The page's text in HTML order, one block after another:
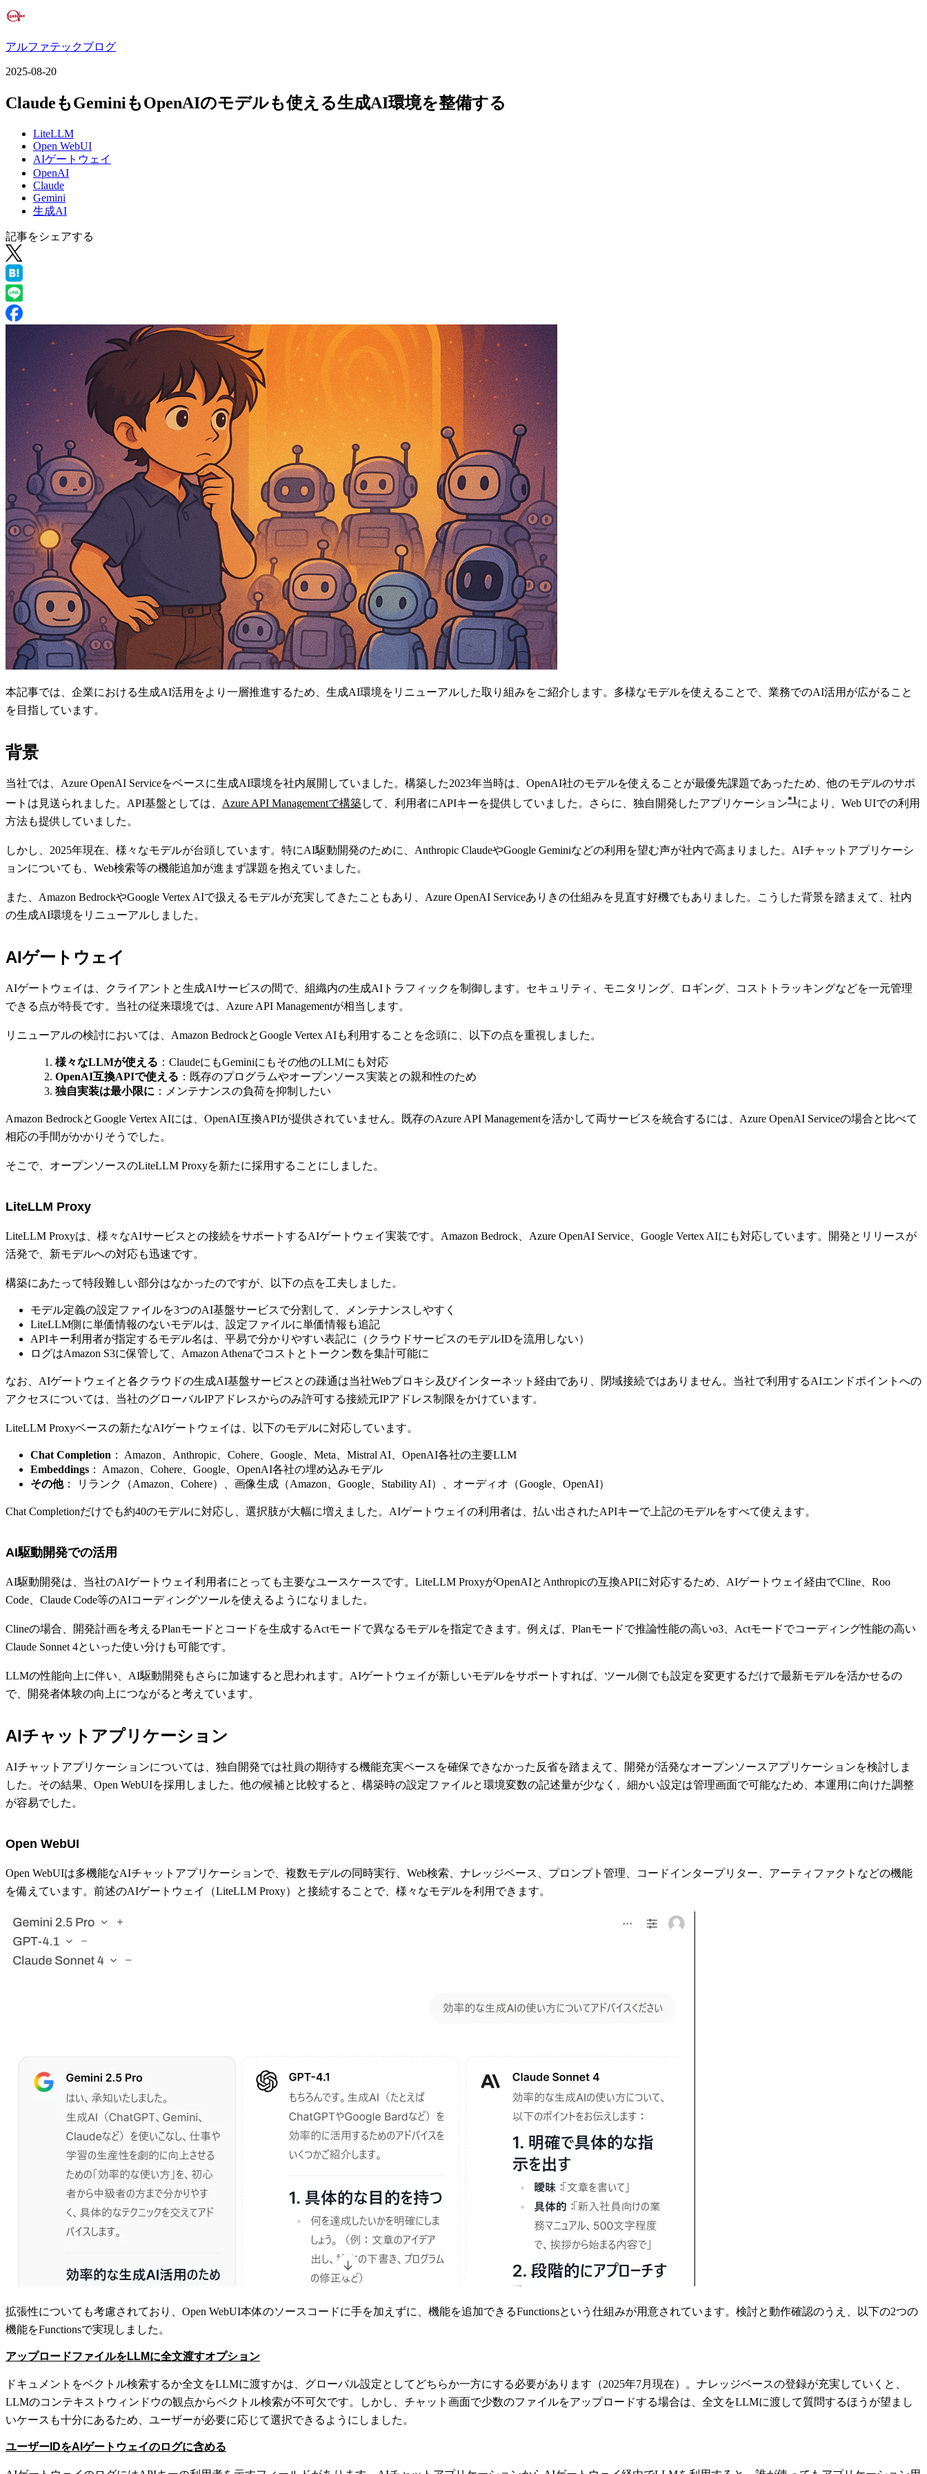
アルファテックブログ
2025-08-20
ClaudeもGeminiもOpenAIのモデルも使える生成AI環境を整備する
LiteLLM
Open WebUI
AIゲートウェイ
OpenAI
Claude
Gemini
生成AI
記事をシェアする
本記事では、企業における生成AI活用をより一層推進するため、生成AI環境をリニューアルした取り組みをご紹介します。多様なモデルを使えることで、業務でのAI活用が広がること
を目指しています。
背景
当社では、Azure OpenAI Serviceをベースに生成AI環境を社内展開していました。構築した2023年当時は、OpenAI社のモデルを使えることが最優先課題であったため、他のモデルのサポ
ートは見送られました。API基盤としては、 Azure API Managementで構築して、利用者にAPIキーを提供していました。さらに、独自開発したアプリケーション 1 により、Web UIでの利用
方法も提供していました。
しかし、2025年現在、様々なモデルが台頭しています。特にAI駆動開発のために、Anthropic ClaudeやGoogle Geminiなどの利用を望む声が社内で高まりました。AIチャットアプリケーシ
ョンについても、Web検索等の機能追加が進まず課題を抱えていました。
また、Amazon BedrockやGoogle Vertex AIで扱えるモデルが充実してきたこともあり、Azure OpenAI Serviceありきの仕組みを見直す好機でもありました。こうした背景を踏まえて、社内
の生成AI環境をリニューアルしました。
AIゲートウェイ
AIゲートウェイは、クライアントと生成AIサービスの間で、組織内の生成AIトラフィックを制御します。セキュリティ、モニタリング、ロギング、コストトラッキングなどを一元管理
できる点が特長です。当社の従来環境では、Azure API Managementが相当します。
リニューアルの検討においては、Amazon BedrockとGoogle Vertex AIも利用することを念頭に、以下の点を重視しました。
様々なLLMが使える ：ClaudeにもGeminiにもその他のLLMにも対応
OpenAI互換APIで使える ：既存のプログラムやオープンソース実装との親和性のため
独自実装は最小限に ：メンテナンスの負荷を抑制したい
Amazon BedrockとGoogle Vertex AIには、OpenAI互換APIが提供されていません。既存のAzure API Managementを活かして両サービスを統合するには、Azure OpenAI Serviceの場合と比べて
相応の手間がかかりそうでした。
そこで、オープンソースのLiteLLM Proxyを新たに採用することにしました。
LiteLLM Proxy
LiteLLM Proxyは、様々なAIサービスとの接続をサポートするAIゲートウェイ実装です。Amazon Bedrock、Azure OpenAI Service、Google Vertex AIにも対応しています。開発とリリースが
活発で、新モデルへの対応も迅速です。
構築にあたって特段難しい部分はなかったのですが、以下の点を工夫しました。
モデル定義の設定ファイルを3つのAI基盤サービスで分割して、メンテナンスしやすく
LiteLLM側に単価情報のないモデルは、設定ファイルに単価情報も追記
APIキー利用者が指定するモデル名は、平易で分かりやすい表記に（クラウドサービスのモデルIDを流用しない）
ログはAmazon S3に保管して、Amazon Athenaでコストとトークン数を集計可能に
なお、AIゲートウェイと各クラウドの生成AI基盤サービスとの疎通は当社Webプロキシ及びインターネット経由であり、閉域接続ではありません。当社で利用するAIエンドポイントへの
アクセスについては、当社のグローバルIPアドレスからのみ許可する接続元IPアドレス制限をかけています。
LiteLLM Proxyベースの新たなAIゲートウェイは、以下のモデルに対応しています。
Chat Completion ： Amazon、Anthropic、Cohere、Google、Meta、Mistral AI、OpenAI各社の主要LLM
Embeddings ： Amazon、Cohere、Google、OpenAI各社の埋め込みモデル
その他： リランク（Amazon、Cohere）、画像生成（Amazon、Google、Stability AI）、オーディオ（Google、OpenAI）
Chat Completionだけでも約40のモデルに対応し、選択肢が大幅に増えました。AIゲートウェイの利用者は、払い出されたAPIキーで上記のモデルをすべて使えます。
AI駆動開発での活用
AI駆動開発は、当社のAIゲートウェイ利用者にとっても主要なユースケースです。LiteLLM ProxyがOpenAIとAnthropicの互換APIに対応するため、AIゲートウェイ経由でCline、Roo
Code、Claude Code等のAIコーディングツールを使えるようになりました。
Clineの場合、開発計画を考えるPlanモードとコードを生成するActモードで異なるモデルを指定できます。例えば、Planモードで推論性能の高いo3、Actモードでコーディング性能の高い
Claude Sonnet 4といった使い分けも可能です。
LLMの性能向上に伴い、AI駆動開発もさらに加速すると思われます。AIゲートウェイが新しいモデルをサポートすれば、ツール側でも設定を変更するだけで最新モデルを活かせるの
で、開発者体験の向上につながると考えています。
AIチャットアプリケーション
AIチャットアプリケーションについては、独自開発では社員の期待する機能充実ペースを確保できなかった反省を踏まえて、開発が活発なオープンソースアプリケーションを検討しま
した。その結果、Open WebUIを採用しました。他の候補と比較すると、構築時の設定ファイルと環境変数の記述量が少なく、細かい設定は管理画面で可能なため、本運用に向けた調整
が容易でした。
Open WebUI
Open WebUIは多機能なAIチャットアプリケーションで、複数モデルの同時実行、Web検索、ナレッジベース、プロンプト管理、コードインタープリター、アーティファクトなどの機能
を備えています。前述のAIゲートウェイ（LiteLLM Proxy）と接続することで、様々なモデルを利用できます。
拡張性についても考慮されており、Open WebUI本体のソースコードに手を加えずに、機能を追加できるFunctionsという仕組みが用意されています。検討と動作確認のうえ、以下の2つの
機能をFunctionsで実現しました。
アップロードファイルをLLMに全文渡すオプション
ドキュメントをベクトル検索するか全文をLLMに渡すかは、グローバル設定としてどちらか一方にする必要があります（2025年7月現在）。ナレッジベースの登録が充実していくと、
LLMのコンテキストウィンドウの観点からベクトル検索が不可欠です。しかし、チャット画面で少数のファイルをアップロードする場合は、全文をLLMに渡して質問するほうが望まし
いケースも十分にあるため、ユーザーが必要に応じて選択できるようにしました。
ユーザーIDをAIゲートウェイのログに含める